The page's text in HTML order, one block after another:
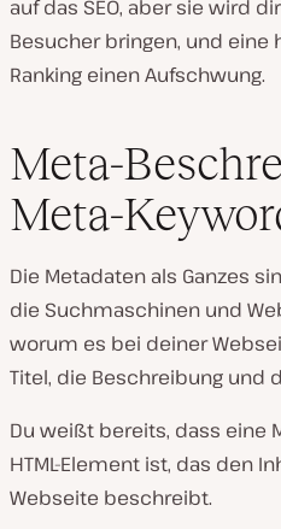
auf das SEO, aber sie wird
Besucher bringen, und eine
Ranking einen Aufschwung.
Meta-
Meta-
Die Metadaten als Ganzes
die Suchmaschinen und
worum es bei deiner
Titel, die Beschreibung und
Du weißt bereits, dass eine
HTML-Element ist, das den
Webseite beschreibt.